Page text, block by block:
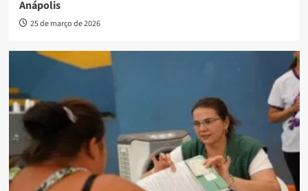
Anápolis
25 de março de 2026